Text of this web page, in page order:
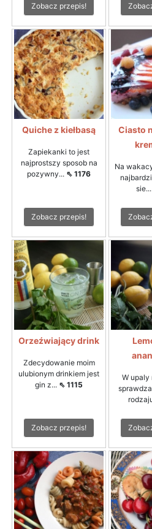
Zobacz przepis!
Quiche z kiełbasą
Zapiekanki to jest
najprostszy sposob na
pozywny... ⇖ 1176
Zobacz przepis!
Ciasto
Na
sie...
Orzeźwiający drink
Zdecydowanie moim
ulubionym drinkiem jest
gin z... ⇖ 1115
Zobacz przepis!
W upaly